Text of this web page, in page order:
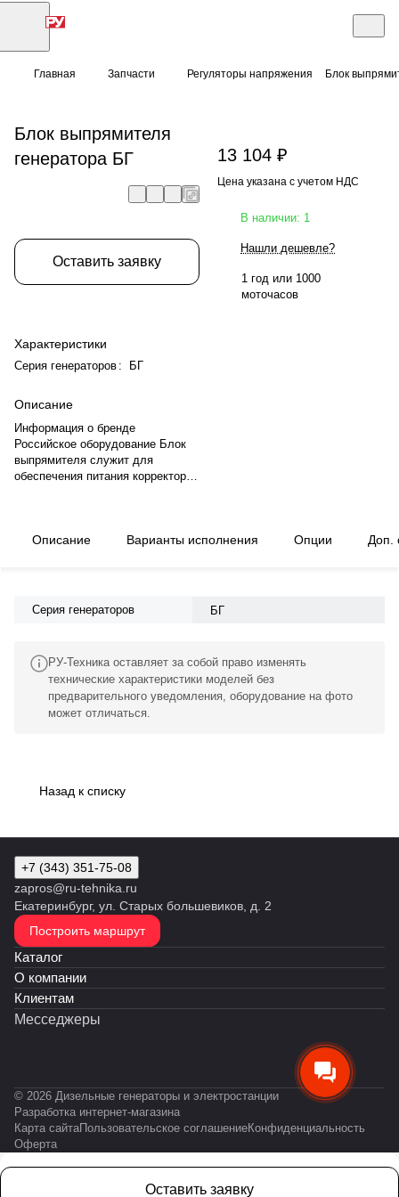
Главная Запчасти Регуляторы напряжения Блок
Блок выпрямителя
генератора БГ
Оставить заявку
Характеристики
Серия генераторов : БГ
Описание
Информация о бренде
Российское оборудование Блок
выпрямителя служит для
обеспечения питания корректора
13 104 ₽
Цена указана с учетом НДС
В наличии: 1
Нашли дешевле?
1 год или 1000
моточасов
Описание Варианты исполнения Опции Доп.
Серия генераторов БГ
РУ-Техника оставляет за собой право изменять
технические характеристики моделей без
предварительного уведомления, оборудование на фото
может отличаться.
Назад к списку
Оставить заявку
+7 (343) 351-75-08
zapros@ru-tehnika.ru
Екатеринбург, ул. Старых большевиков, д. 2
Построить маршрут
Каталог
О компании
Клиентам
Месседжеры
© 2026 Дизельные генераторы и электростанции
Разработка интернет-магазина
Карта сайтаПользовательское соглашениеКонфиденциальность
Оферта